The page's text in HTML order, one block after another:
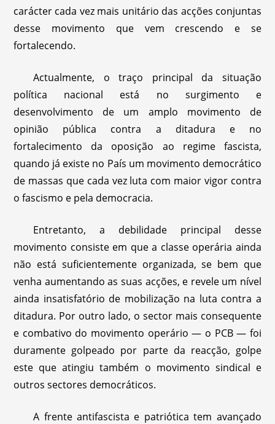
carácter cada vez mais unitário das acções conjuntas
desse movimento que vem crescendo e se
fortalecendo.
Actualmente, o traço principal da situação
política nacional está no surgimento e
desenvolvimento de um amplo movimento de
opinião pública contra a ditadura e no
fortalecimento da oposição ao regime fascista,
quando já existe no País um movimento democrático
de massas que cada vez luta com maior vigor contra
o fascismo e pela democracia.
Entretanto, a debilidade principal desse
movimento consiste em que a classe operária ainda
não está suficientemente organizada, se bem que
venha aumentando as suas acções, e revele um nível
ainda insatisfatório de mobilização na luta contra a
ditadura. Por outro lado, o sector mais consequente
e combativo do movimento operário — o PCB — foi
duramente golpeado por parte da reacção, golpe
este que atingiu também o movimento sindical e
outros sectores democráticos.
A frente antifascista e patriótica tem avançado